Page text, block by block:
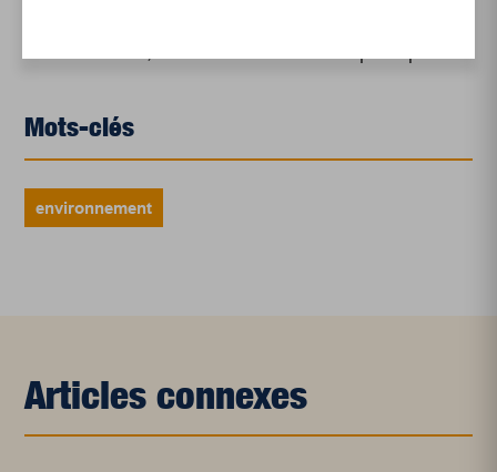
Mots-clés
environnement
Articles connexes